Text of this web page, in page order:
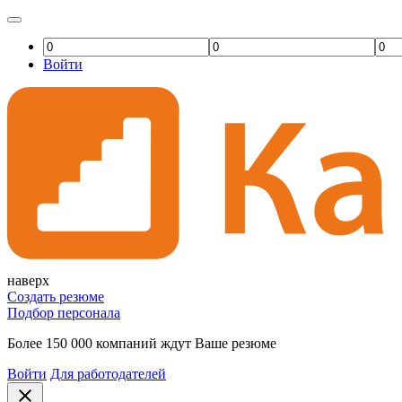
Войти
наверх
Создать резюме
Подбор персонала
Более 150 000 компаний ждут Ваше резюме
Войти Для работодателей
close